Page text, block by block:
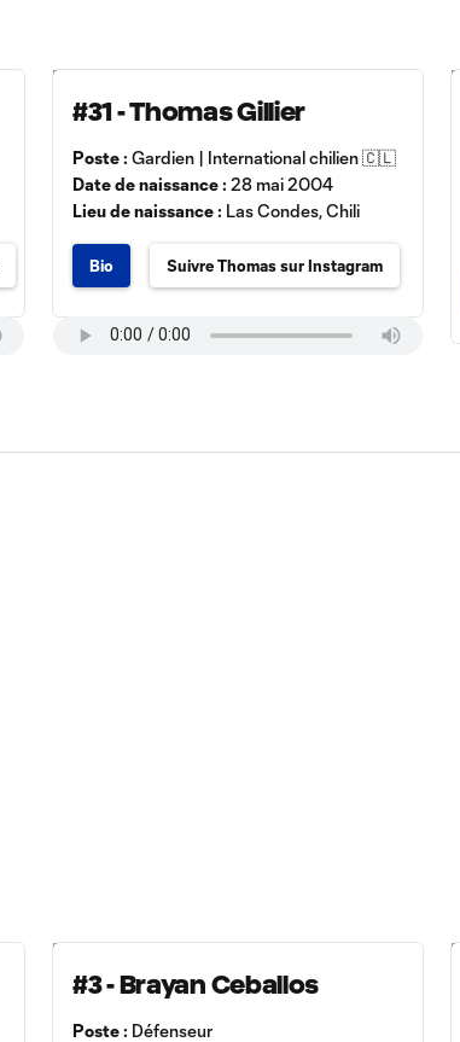
#31 - Thomas Gillier
Poste : Gardien | International chilien 🇨🇱
Date de naissance : 28 mai 2004
Lieu de naissance : Las Condes, Chili
Bio Suivre Thomas sur Instagram
#3 - Brayan Ceballos
Poste : Défenseur